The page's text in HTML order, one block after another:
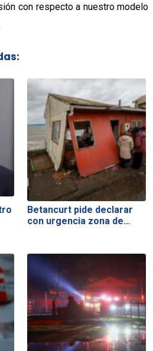
con respecto a nuestro modelo
Betancurt pide declarar
con urgencia zona de…